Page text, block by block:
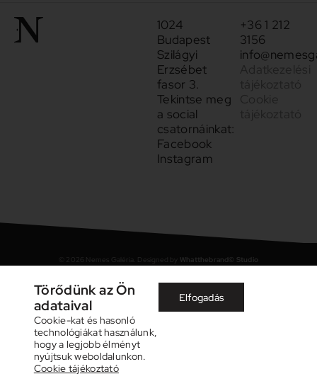
1024
Budapest
Szilágyi
Erzsébet
fasor 3.
Tekintse meg
a social
csatornáinkat:
Facebook
Instagram
+36 1 212
3156
2026 Nemes Galéria. Designed by Whatthebrand© Studio
Törődünk az Ön
adataival
Cookie-kat és hasonló
technológiákat használunk,
hogy a legjobb élményt
nyújtsuk weboldalunkon.
Cookie tájékoztató
Elfogadás